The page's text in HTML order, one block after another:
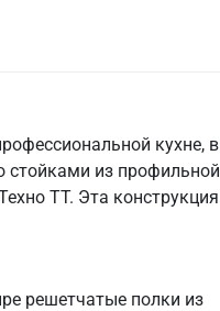
кухне, в
стойками из профильной
ТТ. Эта конструкция
решетчатые полки из